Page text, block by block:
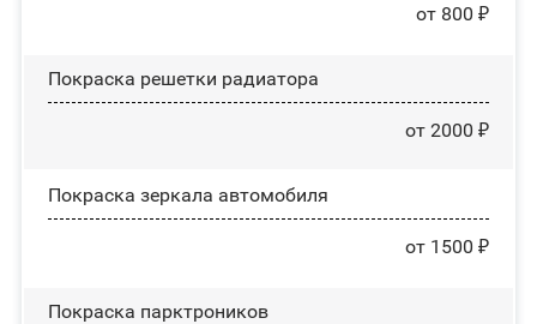
от 800 ₽
Покраска решетки радиатора
от 2000 ₽
Покраска зеркала автомобиля
от 1500 ₽
Покраска парктроников